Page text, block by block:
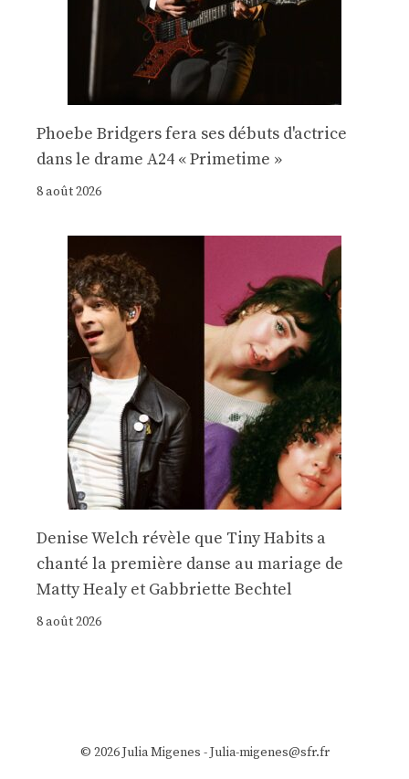
Phoebe Bridgers fera ses débuts d'actrice
dans le drame A24 « Primetime »
8 août 2026
Denise Welch révèle que Tiny Habits a
chanté la première danse au mariage de
Matty Healy et Gabbriette Bechtel
8 août 2026
© 2026 Julia Migenes - Julia-migenes@sfr.fr